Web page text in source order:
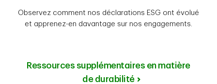
Observez comment nos déclarations ESG ont évolué
et apprenez-en davantage sur nos engagements.
Ressources supplémentaires en matière
de durabilité